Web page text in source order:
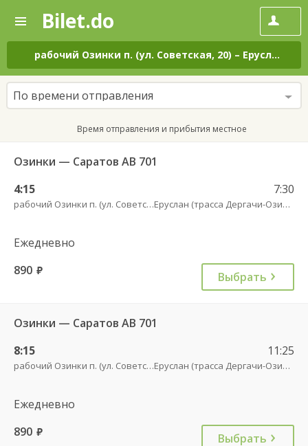
—
Поиск
и
покупка
билетов
на
автобус
онлайн
Bilet.do
рабочий Озинки п. (ул. Советская, 20) – Еруслан (трасса Дергачи-Озинки)
По времени отправления
Время отправления и прибытия местное
Озинки — Саратов АВ 701
4:15
рабочий Озинки п. (ул. Советская, 20)
7:30
Еруслан (трасса Дергачи-Озинки)
Ежедневно
890 руб. Выбрать
Озинки — Саратов АВ 701
8:15
рабочий Озинки п. (ул. Советская, 20)
11:25
Еруслан (трасса Дергачи-Озинки)
Ежедневно
890 руб. Выбрать